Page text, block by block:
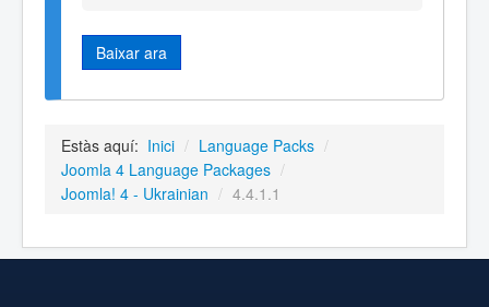
Baixar ara
Estàs aquí: Inici / Language Packs /
Joomla 4 Language Packages /
Joomla! 4 - Ukrainian / 4.4.1.1